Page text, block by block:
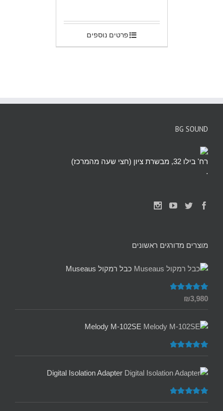
פרטים נוספים
BG SOUND
רח' בילו 32, מבשרת ציון (חצי שעה מהמרכז)
.
מוצרים מדורגים ראשונים
כבל רמקול Museaus
דורג5.00
₪3,980
Melody M-102SE
דורג5.00
Digital Isolation Adapter
דורג5.00